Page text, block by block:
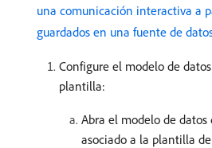
una comunicación interactiva a
guardados en una fuente de
Configure el modelo de
plantilla:
Abra el modelo de
asociado a la plantilla